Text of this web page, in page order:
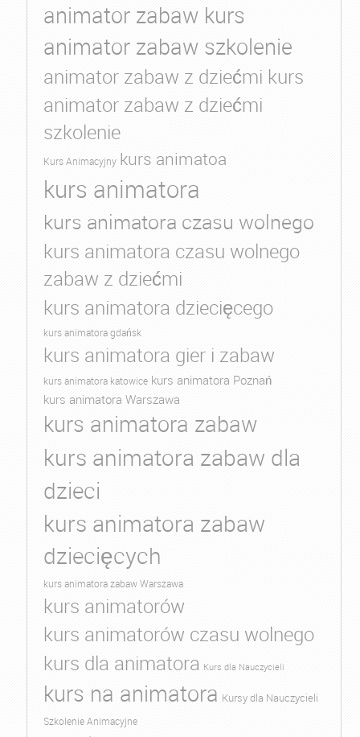
animator zabaw kurs
animator zabaw szkolenie
animator zabaw z dziećmi kurs
animator zabaw z dziećmi
szkolenie
Kurs Animacyjny kurs animatoa
kurs animatora
kurs animatora czasu wolnego
kurs animatora czasu wolnego
zabaw z dziećmi
kurs animatora dziecięcego
kurs animatora gdańsk
kurs animatora gier i zabaw
kurs animatora katowice kurs animatora Poznań
kurs animatora Warszawa
kurs animatora zabaw
kurs animatora zabaw dla
dzieci
kurs animatora zabaw
dziecięcych
kurs animatora zabaw Warszawa
kurs animatorów
kurs animatorów czasu wolnego
kurs dla animatora Kurs dla Nauczycieli
kurs na animatora Kursy dla Nauczycieli
Szkolenie Animacyjne